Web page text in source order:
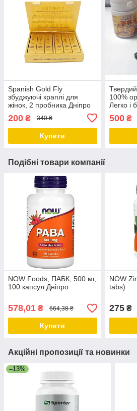
Spanish Gold Fly
збуджуючі краплі для
жінок, 2 пробника Дніпро
200 ₴ 340 ₴
Купити
100%
Легко і
500₴
Подібні товари компанії
NOW Foods, ПАБК, 500 мг,
100 капсул Дніпро
578,01 ₴ 664,38 ₴
Купити
NOW
tabs)
275₴
Акційні пропозиції та новинки
–13%